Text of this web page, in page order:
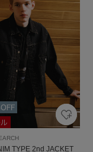
TYPE 2nd JACKET